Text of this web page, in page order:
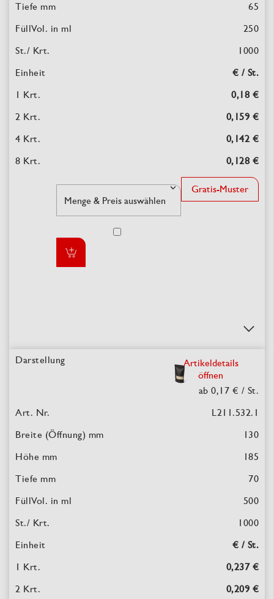
65
250
1000
€ / St.
0,18 €
0,159 €
0,142 €
0,128 €
Gratis-Muster
Artikeldetails
öffnen
ab 0,17 € / St.
L211.532.1
130
185
70
500
1000
€ / St.
0,237 €
0,209 €